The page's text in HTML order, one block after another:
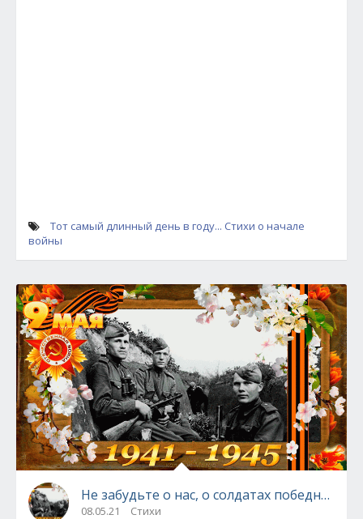
Тот самый длинный день в году... Стихи о начале
войны
Не забудьте о нас, о солдатах победной
08.05.21 Стихи